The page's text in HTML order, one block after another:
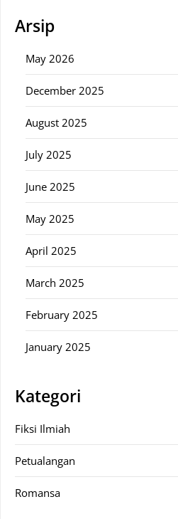
Arsip
May 2026
December 2025
August 2025
July 2025
June 2025
May 2025
April 2025
March 2025
February 2025
January 2025
Kategori
Fiksi Ilmiah
Petualangan
Romansa